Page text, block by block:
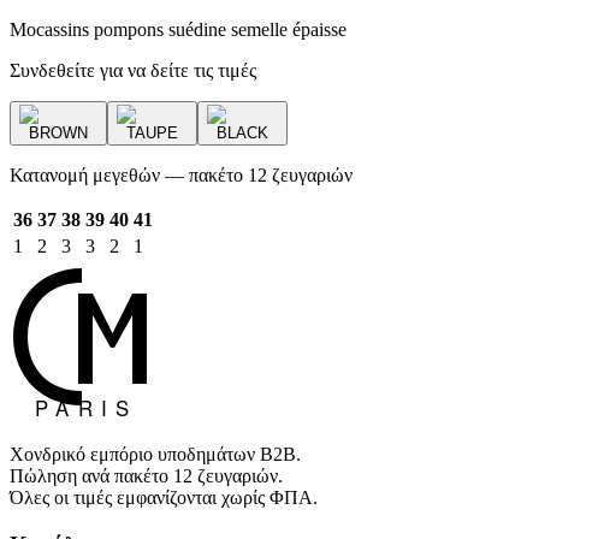
Mocassins pompons suédine semelle épaisse
Συνδεθείτε για να δείτε τις τιμές
BROWN TAUPE BLACK
Κατανομή μεγεθών — πακέτο 12 ζευγαριών
36 37 38 39 40 41
1
2 3 3 2 1
Χονδρικό εμπόριο υποδημάτων B2B.
Πώληση ανά πακέτο 12 ζευγαριών.
Όλες οι τιμές εμφανίζονται χωρίς ΦΠΑ.